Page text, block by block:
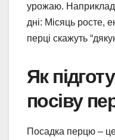
урожаю. Наприклад,
дні: Місяць росте,
перці скажуть
Як
посіву
Посадка перцю –